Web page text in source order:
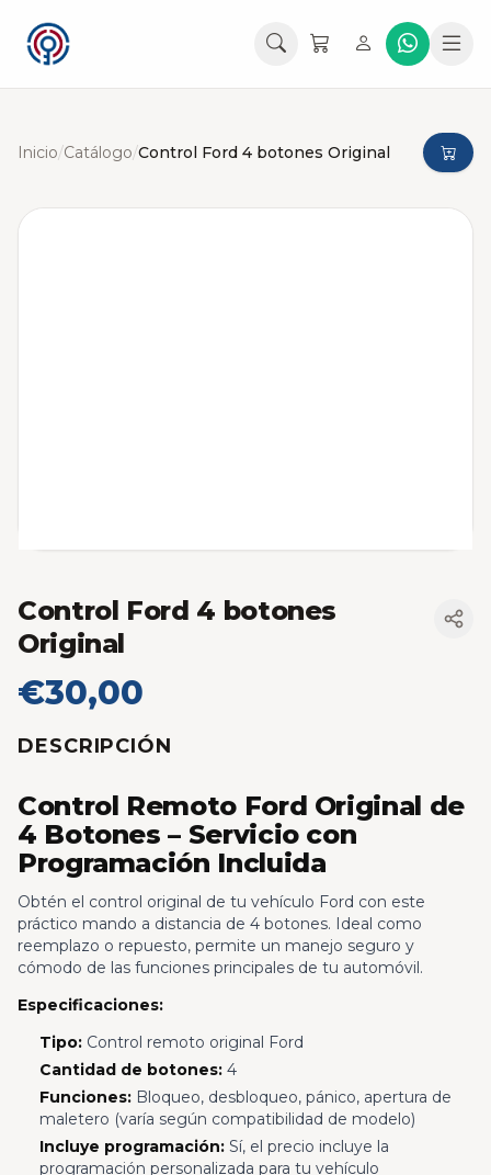
Inicio/Catálogo/Control Ford 4 botones Original
Control Ford 4 botones
Original
€30,00
DESCRIPCIÓN
Control Remoto Ford Original de
4 Botones – Servicio con
Programación Incluida
Obtén el control original de tu vehículo Ford con este
práctico mando a distancia de 4 botones. Ideal como
reemplazo o repuesto, permite un manejo seguro y
cómodo de las funciones principales de tu automóvil.
Especificaciones:
Tipo:Control remoto original Ford
Cantidad de botones:4
Funciones:Bloqueo, desbloqueo, pánico, apertura de
maletero (varía según compatibilidad de modelo)
Incluye programación:Sí, el precio incluye la
programación personalizada para tu vehículo